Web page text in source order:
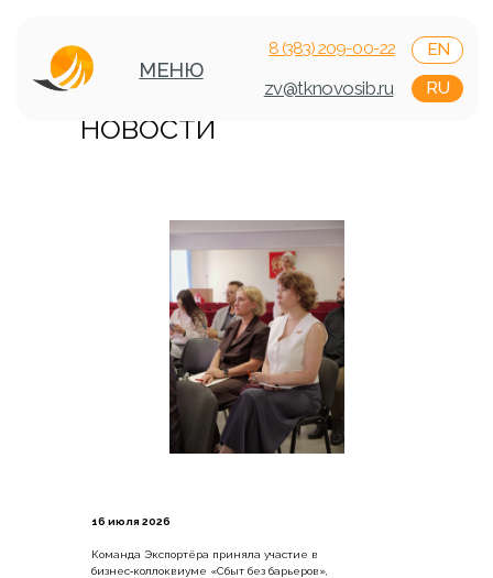
zv@tknovosib.ru НОВОСТИ
НОВОСТИ
16 июля 2026
Команда Экспортёра приняла участие в
бизнес‑коллоквиуме «Сбыт без барьеров»,